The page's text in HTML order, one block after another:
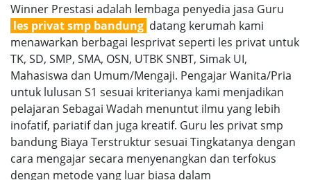
Winner Prestasi adalah lembaga penyedia jasa Guru
les privat smp bandung datang kerumah kami
menawarkan berbagai lesprivat seperti les privat untuk
TK, SD, SMP, SMA, OSN, UTBK SNBT, Simak UI,
Mahasiswa dan Umum/Mengaji. Pengajar Wanita/Pria
untuk lulusan S1 sesuai kriterianya kami menjadikan
pelajaran Sebagai Wadah menuntut ilmu yang lebih
inofatif, pariatif dan juga kreatif. Guru les privat smp
bandung Biaya Terstruktur sesuai Tingkatanya dengan
cara mengajar secara menyenangkan dan terfokus
dengan metode yang luar biasa dalam